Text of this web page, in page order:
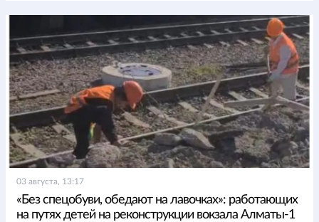
03 августа, 13:17
«Без спецобуви, обедают на лавочках»: работающих
на путях детей на реконструкции вокзала Алматы-1